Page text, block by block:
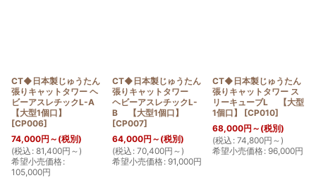
CT◆日本製じゅうたん
張りキャットタワー ヘ
ビーアスレチックL-A
【大型1個口】
[CP006]
74,000円 ～ (税別)
(税込 : 81,400円 ～)
希望小売価格:
105,000円
CT◆日本製じゅうたん
張りキャットタワー
ヘビーアスレチックL-
B 【大型1個口】
[CP007]
64,000円 ～ (税別)
(税込 : 70,400円 ～)
希望小売価格: 91,000円
CT◆日本製じゅうたん
張りキャットタワー ス
リーキューブL 【大型
1個口】
[CP010]
68,000円 ～ (税別)
(税込 : 74,800円 ～)
希望小売価格: 96,000円